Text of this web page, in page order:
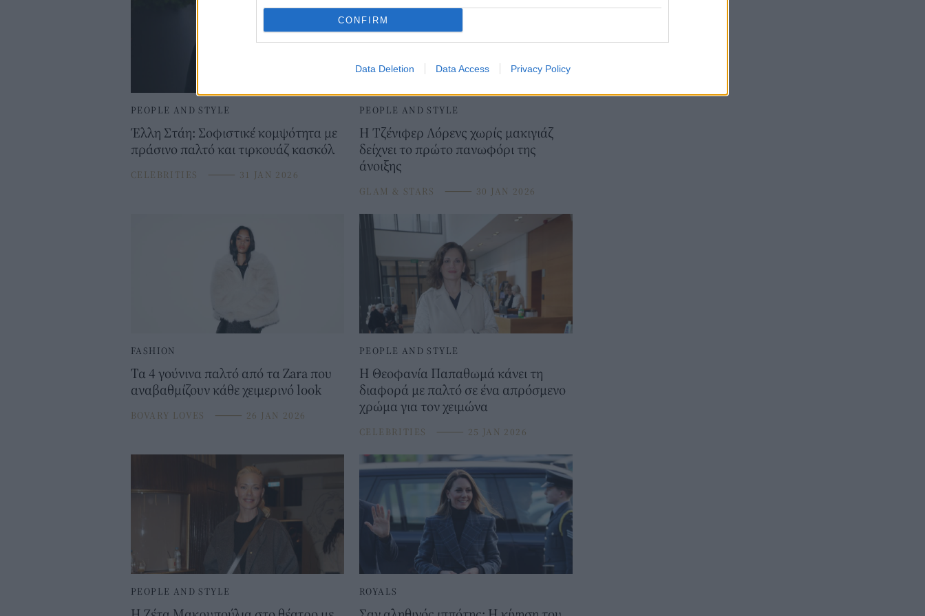
CONFIRM
Data Deletion Data Access Privacy Policy
PEOPLE AND STYLE
Έλλη Στάη: Σοφιστικέ κομψότητα με
πράσινο παλτό και τιρκουάζ κασκόλ
CELEBRITIES ⸻ 31 JAN 2026
PEOPLE AND STYLE
Η Τζένιφερ Λόρενς χωρίς μακιγιάζ
δείχνει το πρώτο πανωφόρι της
άνοιξης
GLAM & STARS ⸻ 30 JAN 2026
FASHION
Τα 4 γούνινα παλτό από τα Zara που
αναβαθμίζουν κάθε χειμερινό look
BOVARY LOVES ⸻ 26 JAN 2026
PEOPLE AND STYLE
Η Θεοφανία Παπαθωμά κάνει τη
διαφορά με παλτό σε ένα απρόσμενο
χρώμα για τον χειμώνα
CELEBRITIES ⸻ 25 JAN 2026
PEOPLE AND STYLE ROYALS